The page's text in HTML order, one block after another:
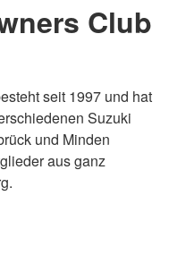
Club
seit 1997 und hat
Suzuki
und Minden
aus ganz